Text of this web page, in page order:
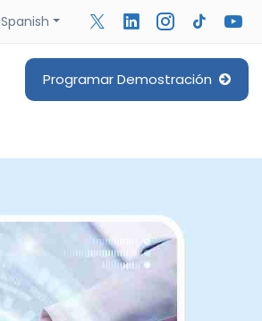
Spanish
Programar Demostración